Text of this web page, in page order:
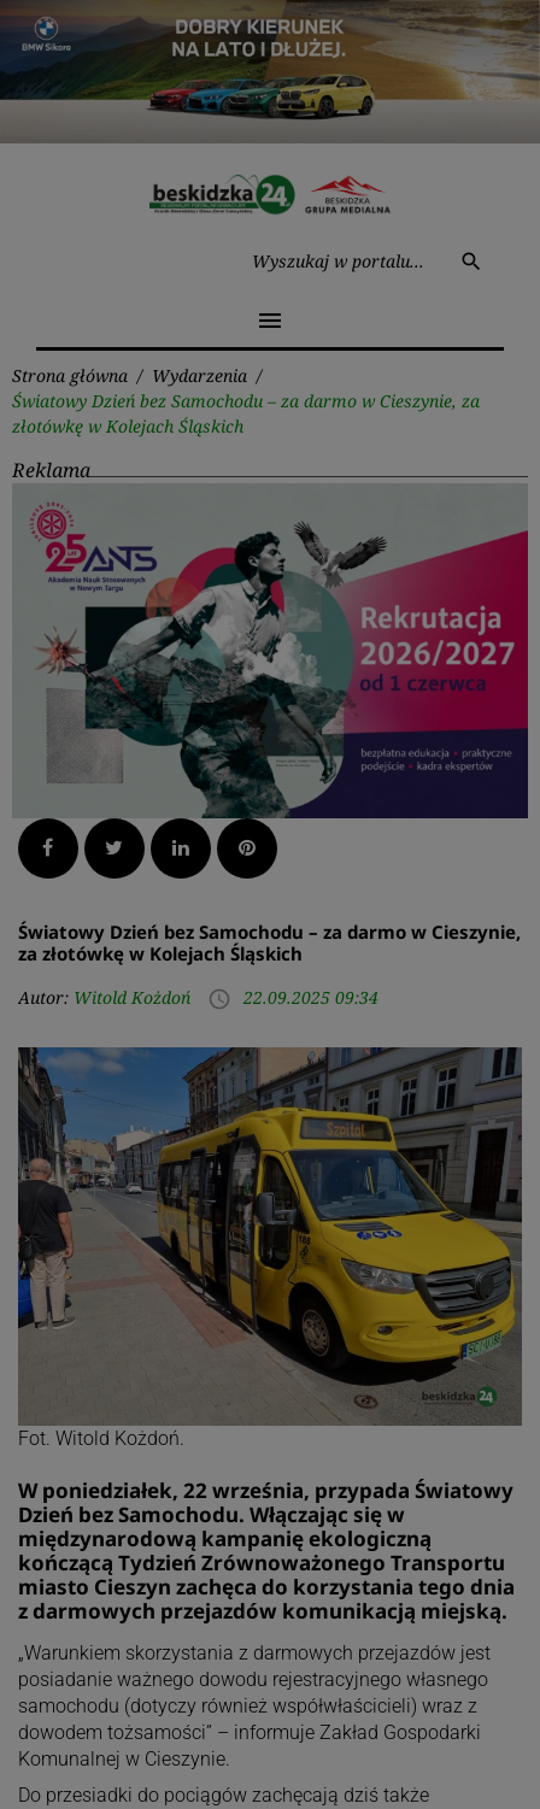
Przejdź
treści
search
menu
Strona główna / Wydarzenia /
Światowy Dzień bez Samochodu – za darmo w Cieszynie, za
złotówkę w Kolejach Śląskich
Reklama
Facebook Twitter LinkedInPinterest
Światowy Dzień bez Samochodu – za darmo w Cieszynie,
za złotówkę w Kolejach Śląskich
Autor: Witold Kożdoń access_time 22.09.2025 09:34
Fot. Witold Kożdoń.
W poniedziałek, 22 września, przypada Światowy
Dzień bez Samochodu. Włączając się w
międzynarodową kampanię ekologiczną
kończącą Tydzień Zrównoważonego Transportu
miasto Cieszyn zachęca do korzystania tego dnia
z darmowych przejazdów komunikacją miejską.
„Warunkiem skorzystania z darmowych przejazdów jest
posiadanie ważnego dowodu rejestracyjnego własnego
samochodu (dotyczy również współwłaścicieli) wraz z
dowodem tożsamości” – informuje Zakład Gospodarki
Komunalnej w Cieszynie.
Do przesiadki do pociągów zachęcają dziś także